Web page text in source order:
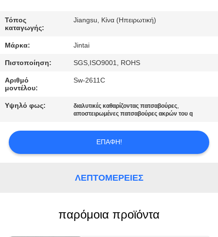
ΕΙΔΉΣΕΙΣ
ΥΠΟΘΈΣΕΙΣ
ΜΙΑ
ΠΡΟΣΦΟΡΆ
SITEMAP
Τόπος
καταγωγής:
Jiangsu, Κίνα (Ηπειρωτική)
Μάρκα: Jintai
Πιστοποίηση: SGS,ISO9001, ROHS
Αριθμό
μοντέλου:
Sw-2611C
Υψηλό φως: διαλυτικές καθαρίζοντας πατσαβούρες,
αποστειρωμένες πατσαβούρες ακρών του q
ΕΠΑΦΉ!
ΛΕΠΤΟΜΈΡΕΙΕΣ
παρόμοια προϊόντα